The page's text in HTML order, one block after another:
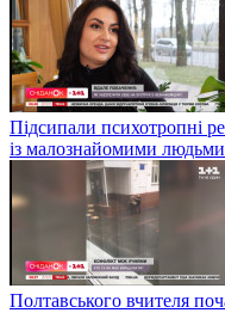
Підсипали психотропні
із малознайомими людьми
Полтавського вчителя